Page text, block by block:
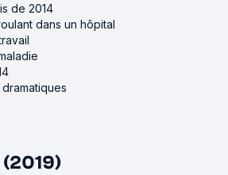
de 2014
dans un hôpital